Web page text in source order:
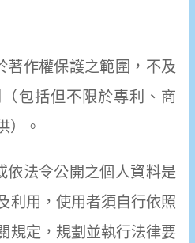
著作權保護之範圍，不及
包括但不限於專利、商
）。
依法令公開之個人資料是
利用，使用者須自行依照
規定，規劃並執行法律要